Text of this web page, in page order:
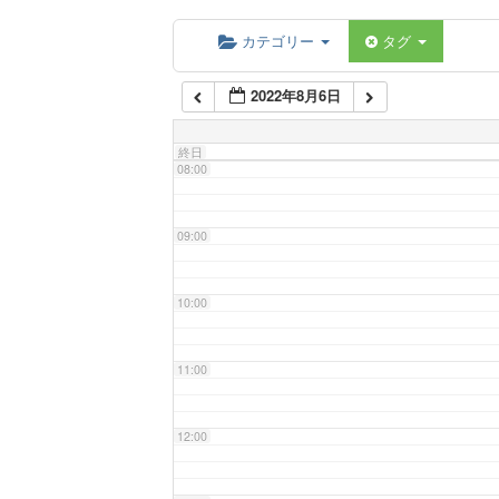
カテゴリー タグ
2022年8月6日
終日
07:00
08:00
09:00
10:00
11:00
12:00